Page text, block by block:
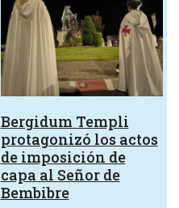
Bergidum Templi
protagonizó los actos
de imposición de
capa al Señor de
Bembibre